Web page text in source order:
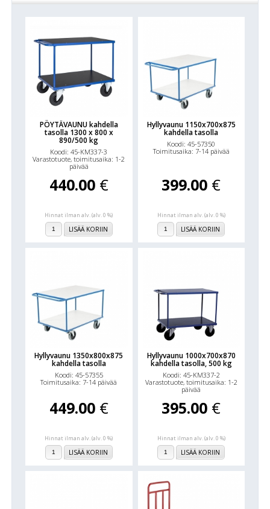
varastointialustana. Tilaa laadukas lavavaunu tästä!
PÖYTÄVAUNU kahdella
tasolla 1300 x 800 x
890/500 kg
Koodi: 45-KM337-3
Varastotuote, toimitusaika: 1-2
päivää
440.00 €
Hinnat ilman alv. (alv. 0 %)
LISÄÄ KORIIN
Hyllyvaunu 1150x700x875
kahdella tasolla
Koodi: 45-57350
Toimitusaika: 7-14 päivää
399.00 €
Hinnat ilman alv. (alv. 0 %)
LISÄÄ KORIIN
Hyllyvaunu 1350x800x875
kahdella tasolla
Koodi: 45-57355
Toimitusaika: 7-14 päivää
449.00 €
Hinnat ilman alv. (alv. 0 %)
LISÄÄ KORIIN
Hyllyvaunu 1000x700x870
kahdella tasolla, 500 kg
Koodi: 45-KM337-2
Varastotuote, toimitusaika: 1-2
päivää
395.00 €
Hinnat ilman alv. (alv. 0 %)
LISÄÄ KORIIN